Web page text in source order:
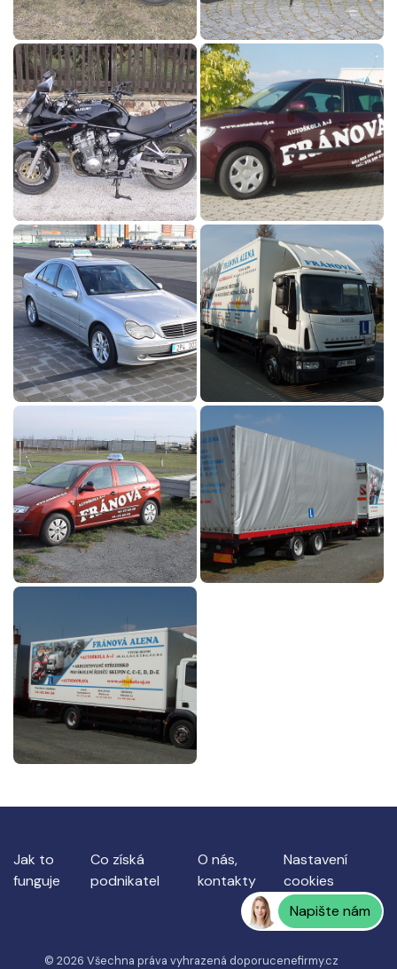
Jak to
funguje
Co získá
podnikatel
O nás,
kontakty
Nastavení
cookies
Napište nám
© 2026 Všechna práva vyhrazená doporucenefirmy.cz